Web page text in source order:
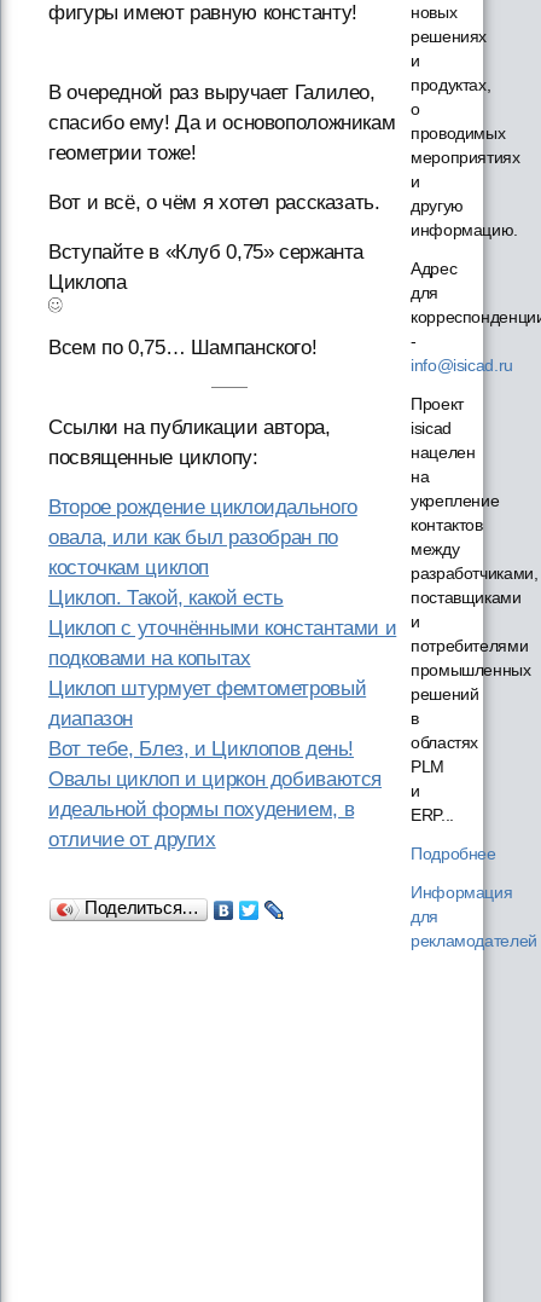
фигуры имеют равную константу!
В очередной раз выручает Галилео,
спасибо ему! Да и основоположникам
геометрии тоже!
Вот и всё, о чём я хотел рассказать.
Вступайте в «Клуб 0,75» сержанта
Циклопа
Всем по 0,75… Шампанского!
Ссылки на публикации автора,
посвященные циклопу:
Второе рождение циклоидального
овала, или как был разобран по
косточкам циклоп
Циклоп. Такой, какой есть
Циклоп с уточнёнными константами и
подковами на копытах
Циклоп штурмует фемтометровый
диапазон
Вот тебе, Блез, и Циклопов день!
Овалы циклоп и циркон добиваются
идеальной формы похудением, в
отличие от других
Поделиться…
новых
решениях
и
продуктах,
о
проводимых
мероприятиях
и
другую
информацию.
Адрес
для
-
info@isicad.ru
Проект
isicad
нацелен
на
укрепление
контактов
между
разработчиками,
поставщиками
и
потребителями
промышленных
решений
в
областях
PLM
и
ERP...
Подробнее
Информация
для
рекламодателей